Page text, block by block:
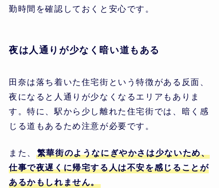
勤時間を確認しておくと安心です。
夜は人通りが少なく暗い道もある
田奈は落ち着いた住宅街という特徴がある反面、
夜になると人通りが少なくなるエリアもありま
す。特に、駅から少し離れた住宅街では、暗く感
じる道もあるため注意が必要です。
また、
繁華街のようなにぎやかさは少ないため、
仕事で夜遅くに帰宅する人は不安を感じることが
あるかもしれません。